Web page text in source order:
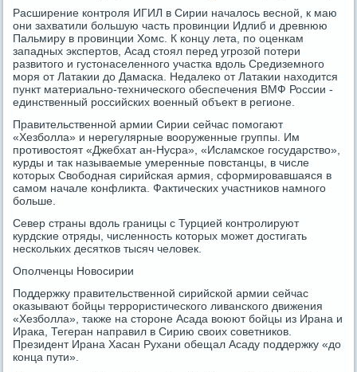
Расширение контроля ИГИЛ в Сирии началось весной, к маю
они захватили большую часть провинции Идлиб и древнюю
Пальмиру в провинции Хомс. К концу лета, по оценкам
западных экспертов, Асад стоял перед угрозой потери
развитого и густонаселенного участка вдоль Средиземного
моря от Латакии до Дамаска. Недалеко от Латакии находится
пункт материально-технического обеспечения ВМФ России -
единственный российских военный объект в регионе.
Правительственной армии Сирии сейчас помогают
«Хезболла» и нерегулярные вооруженные группы. Им
противостоят «Джебхат ан-Нусра», «Исламское государство»,
курды и так называемые умеренные повстанцы, в числе
которых Свободная сирийская армия, сформировавшаяся в
самом начале конфликта. Фактических участников намного
больше.
Север страны вдоль границы с Турцией контролируют
курдские отряды, численность которых может достигать
нескольких десятков тысяч человек.
Ополченцы Новосирии
Поддержку правительственной сирийской армии сейчас
оказывают бойцы террористического ливанского движения
«Хезболла», также на стороне Асада воюют бойцы из Ирана и
Ирака, Тегеран направил в Сирию своих советников.
Президент Ирана Хасан Рухани обещал Асаду поддержку «до
конца пути».